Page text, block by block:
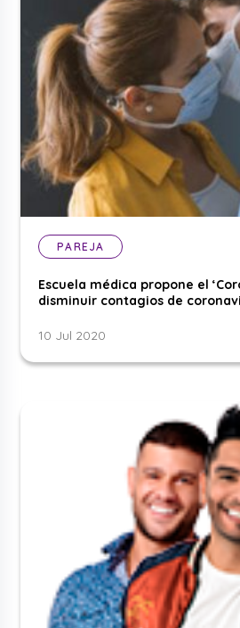
PAREJA
Escuela médica propone el
disminuir contagios de
10 Jul 2020